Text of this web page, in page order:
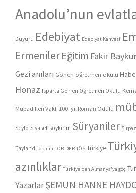
Anadolu’nun
Duyuru Edebiyat Edebiyat Kahvesi
ErmenilerEğitim Fakir
Gezi anıları Gönen öğretmen okulu
Honaz Isparta Gönen Öğretmen Okulu
Mübadilleri Vakfı 100. yıl Roman Ödülü
Seyfo Siyaset soykırım Süryaniler
Tayland Toplum TÖB-DER TÖS Türkiye
azınlıklar Türkiye'den Almanya'ya göç
YazarlarŞEMUN HANNE